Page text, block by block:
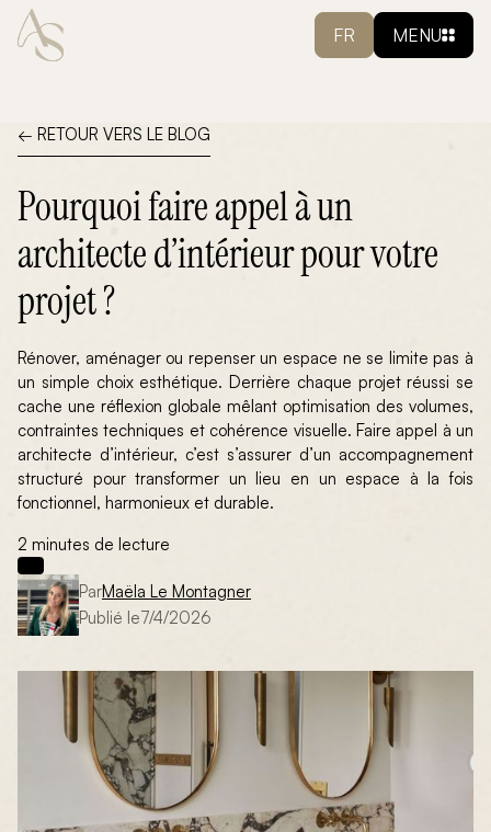
FR MENU
← RETOUR VERS LE BLOG
Pourquoi faire appel à un
architecte d’intérieur pour votre
projet ?
Rénover, aménager ou repenser un espace ne se limite pas à
un simple choix esthétique. Derrière chaque projet réussi se
cache une réflexion globale mêlant optimisation des volumes,
contraintes techniques et cohérence visuelle. Faire appel à un
architecte d’intérieur, c’est s’assurer d’un accompagnement
structuré pour transformer un lieu en un espace à la fois
fonctionnel, harmonieux et durable.
ParMaëla Le Montagner
Publié le7/4/2026
2 minutes de lecture